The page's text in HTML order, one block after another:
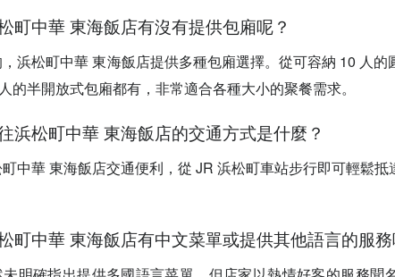
町中華 東海飯店有沒有提供包廂呢？
浜松町中華 東海飯店提供多種包廂選擇。從可容納 10 人
的半開放式包廂都有，非常適合各種大小的聚餐需求。
浜松町中華 東海飯店的交通方式是什麼？
中華 東海飯店交通便利，從 JR 浜松町車站步行即可輕鬆
町中華 東海飯店有中文菜單或提供其他語言的服務